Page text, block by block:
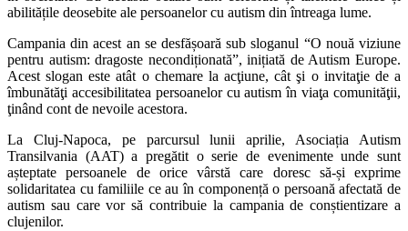
abilitățile deosebite ale persoanelor cu autism din întreaga lume.
Campania din acest an se desfășoară sub sloganul “O nouă viziune
pentru autism: dragoste necondiționată”, inițiată de Autism Europe.
Acest slogan este atât o chemare la acţiune, cât şi o invitaţie de a
îmbunătăţi accesibilitatea persoanelor cu autism în viaţa comunităţii,
ţinând cont de nevoile acestora.
La Cluj-Napoca, pe parcursul lunii aprilie, Asociația Autism
Transilvania (AAT) a pregătit o serie de evenimente unde sunt
așteptate persoanele de orice vârstă care doresc să-și exprime
solidaritatea cu familiile ce au în componență o persoană afectată de
autism sau care vor să contribuie la campania de conștientizare a
clujenilor.